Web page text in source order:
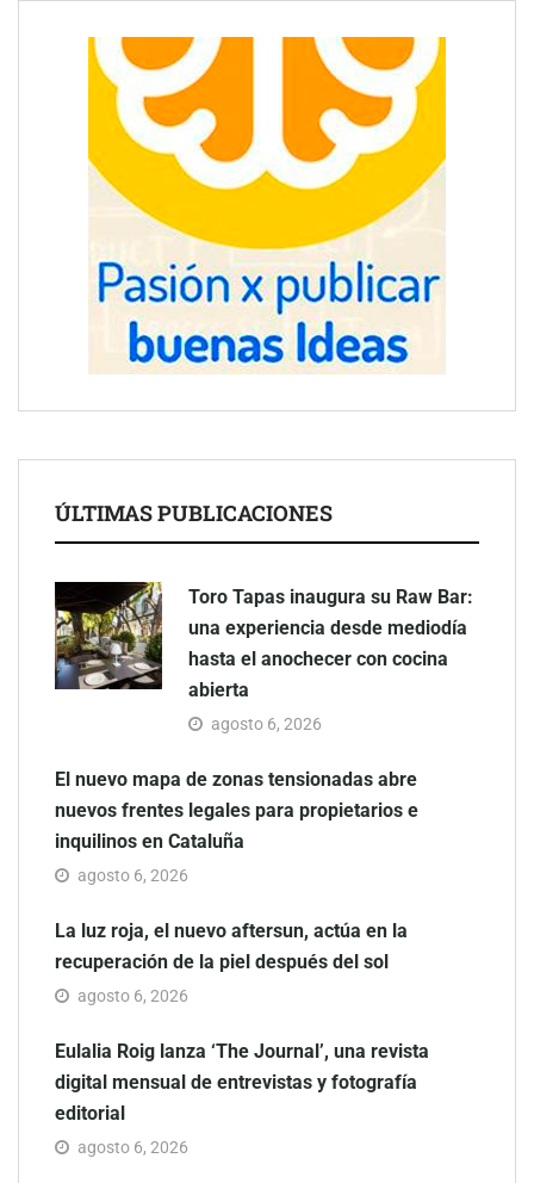
ÚLTIMAS PUBLICACIONES
Toro Tapas inaugura su Raw Bar:
una experiencia desde mediodía
hasta el anochecer con cocina
abierta
agosto 6, 2026
El nuevo mapa de zonas tensionadas abre
nuevos frentes legales para propietarios e
inquilinos en Cataluña
agosto 6, 2026
La luz roja, el nuevo aftersun, actúa en la
recuperación de la piel después del sol
agosto 6, 2026
Eulalia Roig lanza ‘The Journal’, una revista
digital mensual de entrevistas y fotografía
editorial
agosto 6, 2026